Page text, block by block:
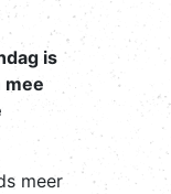
is
mee
meer